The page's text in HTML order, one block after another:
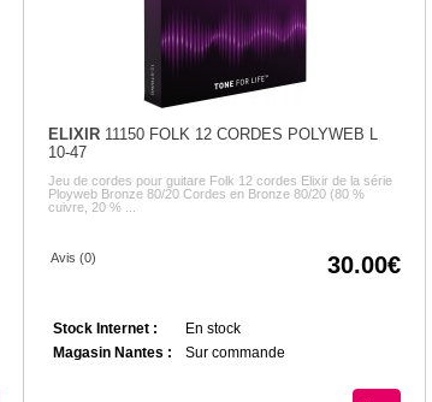
ELIXIR 11150 FOLK 12 CORDES POLYWEB L
10-47
Jeu de cordes pour guitare Folk 12 cordes Elixir de la série
Ployweb Bronze 80/20 Cordes en Bronze 80/20 (80 %
cuivre, 20 % ...
Avis (0) 30.00
Stock Internet :
En stock
Magasin Nantes :
Sur commande